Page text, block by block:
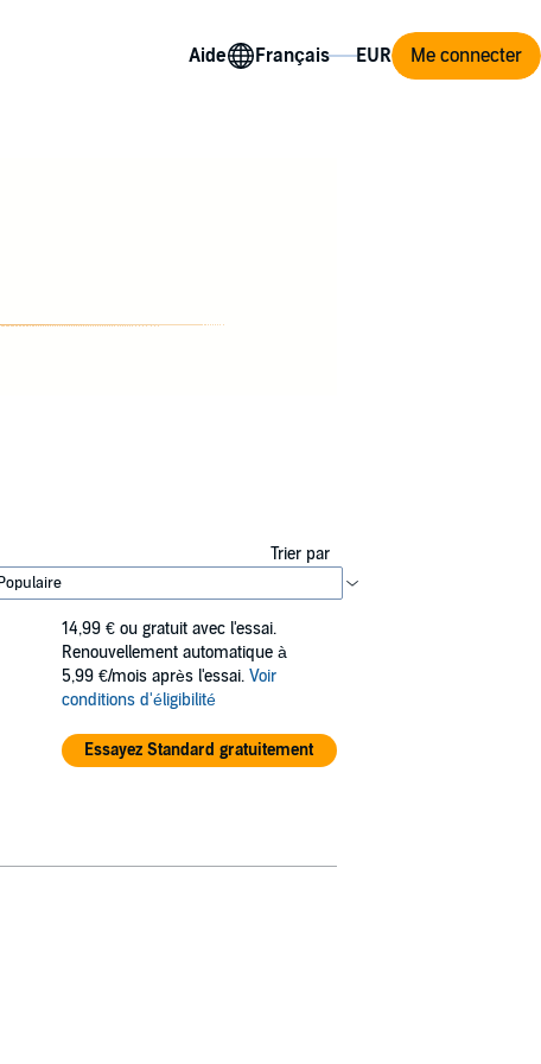
Aide Me connecter
Trier par
14,99 € ou gratuit avec l'essai.
Renouvellement automatique à
5,99 €/mois après l'essai. Voir
conditions d'éligibilité
Essayez Standard gratuitement